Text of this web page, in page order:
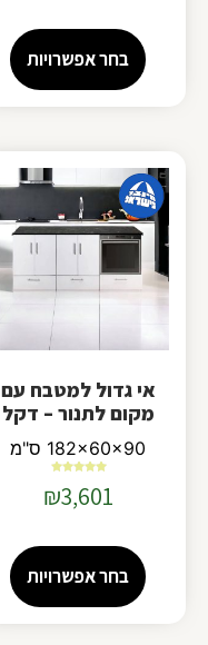
בחר אפשרויות
אי גדול למטבח עם
מקום לתנור – דקל
182x60x90 ס"מ
5.00
מתוך 5 ₪3,601
בחר אפשרויות